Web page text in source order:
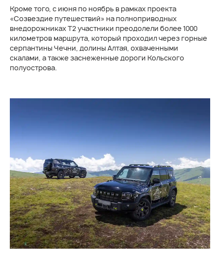
Кроме того, с июня по ноябрь в рамках проекта
«Созвездие путешествий» на полноприводных
внедорожниках Т2 участники преодолели более 1000
километров маршрута, который проходил через горные
серпантины Чечни, долины Алтая, охваченными
скалами, а также заснеженные дороги Кольского
полуострова.